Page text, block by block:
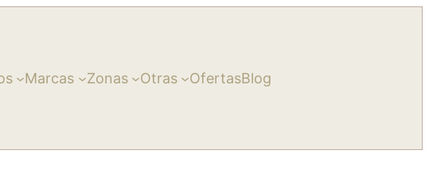
Marcas Zonas Otras OfertasBlog